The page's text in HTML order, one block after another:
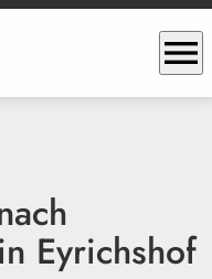
menu
Eyrichshof